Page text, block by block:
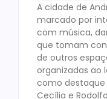
A cidade de
marcado por
com música,
que tomam
de outros
organizadas ao
como destaque
Cecília e